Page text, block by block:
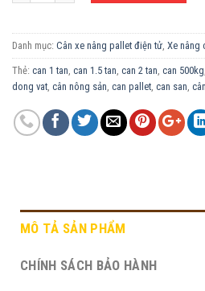
Danh mục: Cân xe nâng pallet điện tử, Xe nâng
Thẻ: can 1 tan, can 1.5 tan, can 2 tan, can 500kg
dong vat, cân nông sản, can pallet, can san,
MÔ TẢ SẢN PHẨM
CHÍNH SÁCH BẢO HÀNH